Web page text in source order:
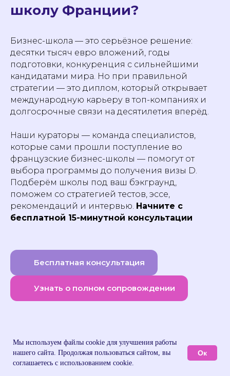
школу Франции?
Бизнес-школа — это серьёзное решение:
десятки тысяч евро вложений, годы
подготовки, конкуренция с сильнейшими
кандидатами мира. Но при правильной
стратегии — это диплом, который открывает
международную карьеру в топ-компаниях и
долгосрочные связи на десятилетия вперёд.
Наши кураторы — команда специалистов,
которые сами прошли поступление во
французские бизнес-школы — помогут от
выбора программы до получения визы D.
Подберём школы под ваш бэкграунд,
поможем со стратегией тестов, эссе,
рекомендаций и интервью. Начните с
бесплатной 15-минутной консультации
Бесплатная консультация
Узнать о полном сопровождении
Мы используем файлы cookie для улучшения работы
нашего сайта. Продолжая пользоваться сайтом, вы
соглашаетесь с использованием cookie.
Ок